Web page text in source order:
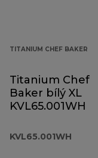
TITANIUM CHEF BAKER
Titanium Chef
Baker bílý XL
KVL65.001WH
KVL65.001WH